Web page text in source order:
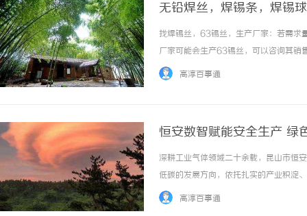
无铅焊丝，焊锡条，焊锡
一焊锡球
找焊锡丝，63锡丝，生产厂家：若需求
厂家可能会生产63锡丝，可以咨询其
高淳百事通
恒安数智赋能安全生产 绿
深耕工业气体领域二十余载，昆山市恒
低碳的发展方向，依托扎实的产业积淀
展赛道稳步深耕，以高标准运营模式，
高淳百事通